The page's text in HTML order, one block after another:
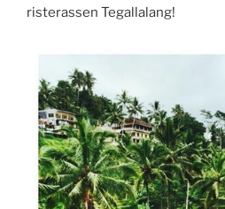
risterassen Tegallalang!